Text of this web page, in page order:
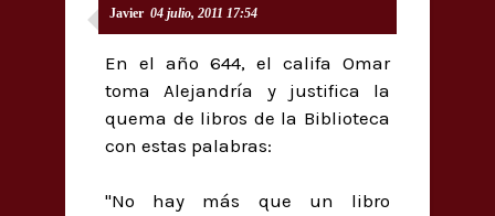
Javier 04 julio, 2011 17:54
En el año 644, el califa Omar
toma Alejandría y justifica la
quema de libros de la Biblioteca
con estas palabras:
"No hay más que un libro